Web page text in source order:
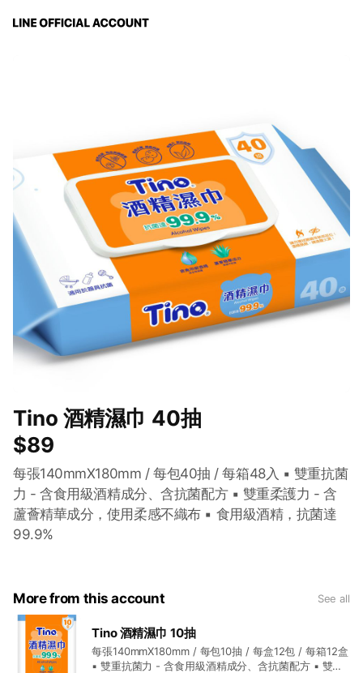
Tino 酒精濕巾 40抽
$89
每張140mmX180mm / 每包40抽 / 每箱48入 ▪ 雙重抗菌
力 - 含食用級酒精成分、含抗菌配方 ▪ 雙重柔護力 - 含
蘆薈精華成分，使用柔感不織布 ▪ 食用級酒精，抗菌達
99.9%
More from this account See all
Tino 酒精濕巾 10抽
每張140mmX180mm / 每包10抽 / 每盒12包 / 每箱12盒
▪ 雙重抗菌力 - 含食用級酒精成分、含抗菌配方 ▪ 雙重